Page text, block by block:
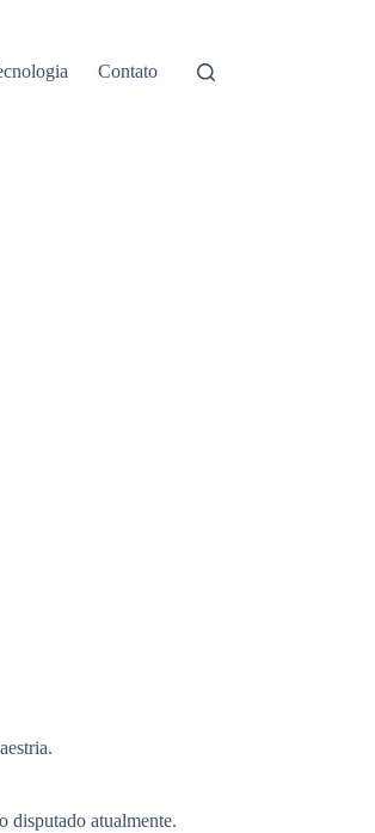
Contato
disputado atualmente.